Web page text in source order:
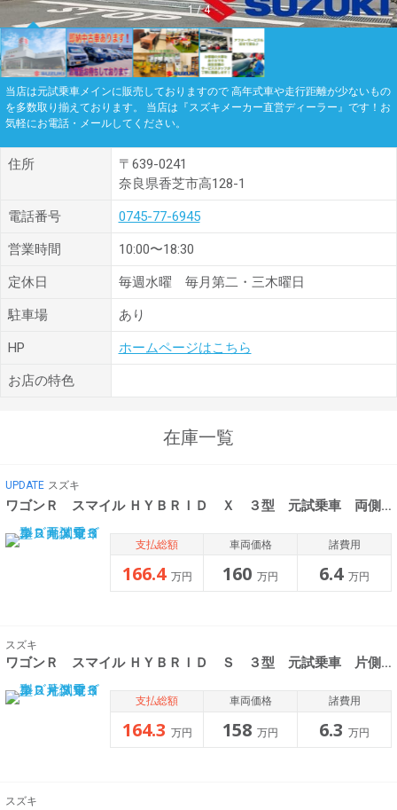
1/4
当店は元試乗車メインに販売しておりますので 高年式車や走行距離が少ないもの
を多数取り揃えております。 当店は『スズキメーカー直営ディーラー』です！お
気軽にお電話・メールしてください。
住所
〒639-0241
奈良県香芝市高128-1
電話番号 0745-77-6945
営業時間 10:00〜18:30
定休日 毎週水曜 毎月第二・三木曜日
駐車場 あり
HP ホームページはこちら
お店の特色
在庫一覧
UPDATE スズキ
ワゴンＲ スマイル ＨＹＢＲＩＤ Ｘ ３型 元試乗車 両側電
支払総額
166.4 万円
車両価格
160 万円
諸費用
6.4 万円
スズキ
ワゴンＲ スマイル ＨＹＢＲＩＤ Ｓ ３型 元試乗車 片側電
支払総額
164.3 万円
車両価格
158 万円
諸費用
6.3 万円
スズキ